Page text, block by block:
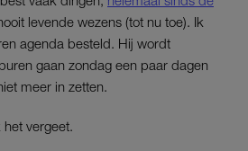
levende wezens (tot nu toe). Ik
agenda besteld. Hij wordt
gaan zondag een paar dagen
meer in zetten.
vergeet.